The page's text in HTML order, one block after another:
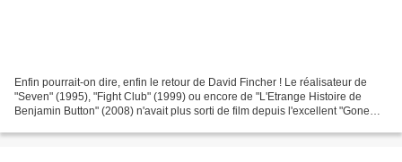
Enfin pourrait-on dire, enfin le retour de David Fincher ! Le réalisateur de
"Seven" (1995), "Fight Club" (1999) ou encore de "L'Etrange Histoire de
Benjamin Button" (2008) n'avait plus sorti de film depuis l'excellent "Gone